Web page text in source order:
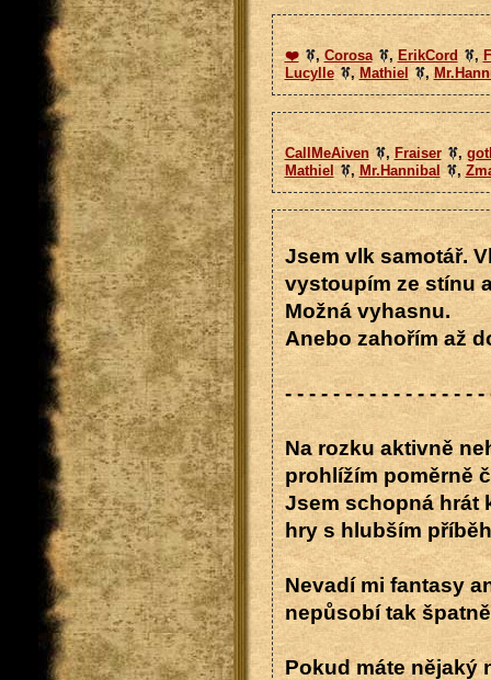
❤️ , Corosa , ErikCord ,
Lucylle
, Mathiel ,
CallMeAiven , Fraiser ,
Mathiel
, Mr.Hannibal ,
Jsem vlk samotář.
vystoupím ze stínu
Možná vyhasnu.
Anebo zahořím až
- - - - - - - - - - - - - - - - -
Na rozku aktivně
prohlížím poměrně
Jsem schopná hrát
hry s hlubším
Nevadí mi fantasy
nepůsobí tak
Pokud máte nějaký